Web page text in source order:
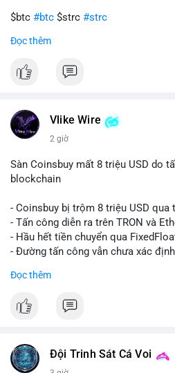
$btc #btc $strc #strc
#vlikevn
📰 Nguồn: Cointelegraph
Đọc thêm
Vlike Wire
2 giờ
Sàn Coinsbuy mất 8 triệu USD do
blockchain
- Coinsbuy bị trộm 8 triệu USD qua
- Tấn công diễn ra trên TRON và
- Hầu hết tiền chuyển qua
- Đường tấn công vẫn chưa xác
#binancesquare
$trx $eth
📰 Nguồn: CoinDesk
Đọc thêm
Đội Trinh Sát Cá Voi